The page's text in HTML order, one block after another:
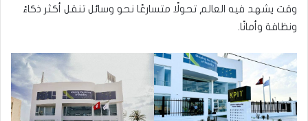
وقت يشهد فيه العالم تحولًا متسارعًا نحو وسائل تنقل أكثر ذكاءً
ونظافة وأمانًا.